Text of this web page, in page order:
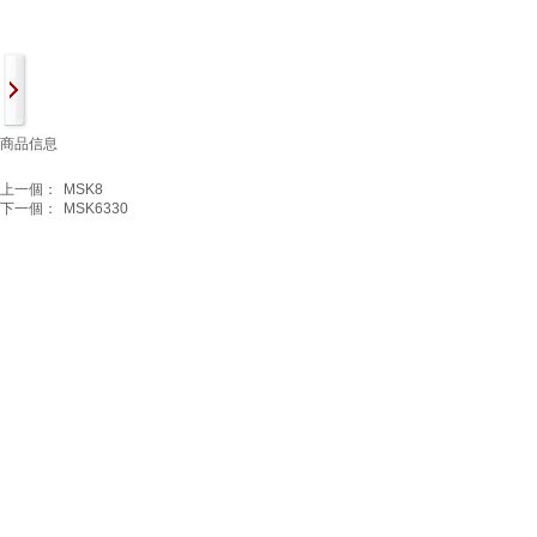
商品信息
上一個：
MSK8
下一個：
MSK6330